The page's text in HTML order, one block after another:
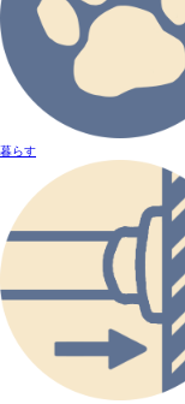
暮らす